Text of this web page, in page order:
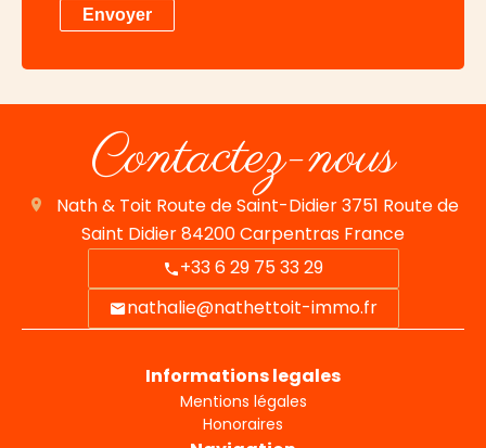
Envoyer
Contactez-nous
Nath & Toit Route de Saint-Didier 3751 Route de
Saint Didier84200Carpentras France
+33 6 29 75 33 29
nathalie@nathettoit-immo.fr
Informations legales
Mentions légales
Honoraires